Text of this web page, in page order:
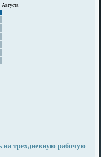
на трехдневную рабочую